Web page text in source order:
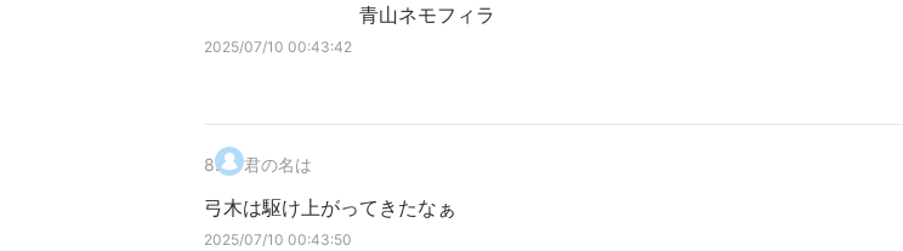
青山ネモフィラ
2025/07/10 00:43:42
8. 君の名は
弓木は駆け上がってきたなぁ
2025/07/10 00:43:50